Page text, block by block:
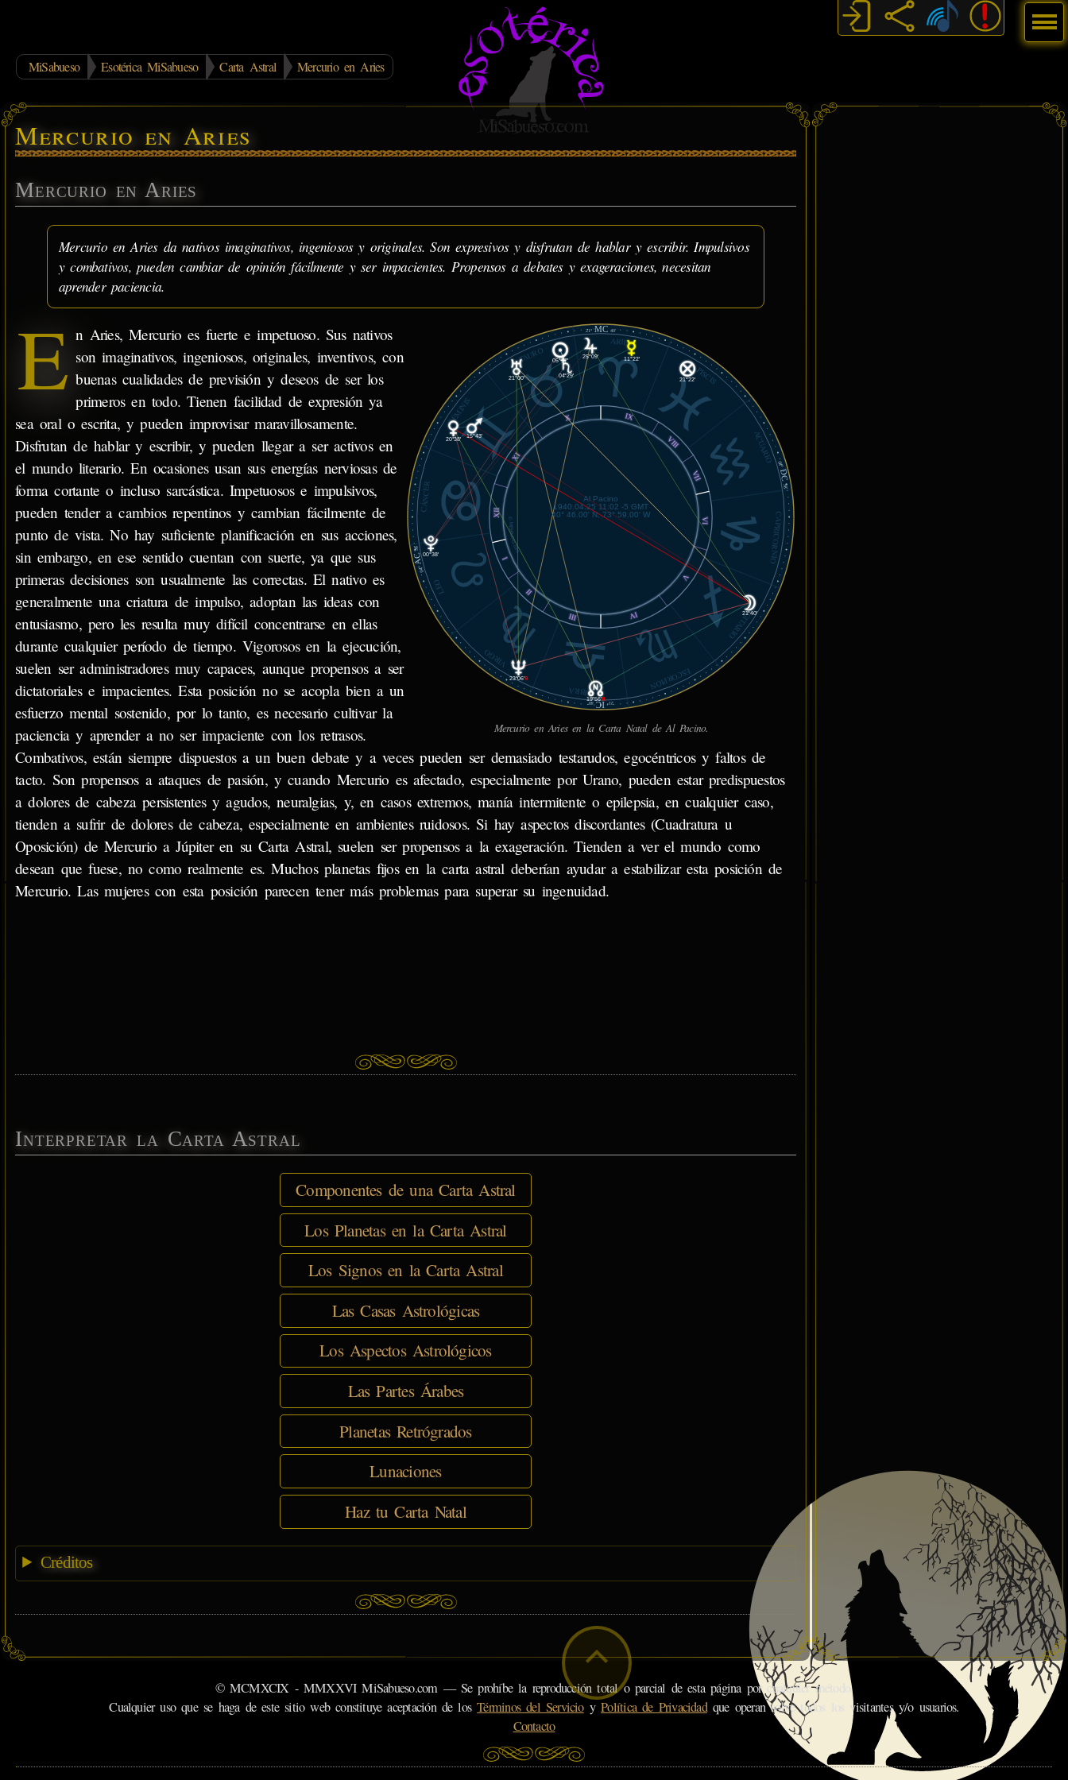
MiSabueso Esotérica MiSabueso Carta Astral Mercurio en Aries
Mercurio en Aries
Mercurio en Aries
Mercurio en Aries da nativos imaginativos, ingeniosos y originales. Son expresivos y disfrutan de hablar y escribir. Impulsivos
y combativos, pueden cambiar de opinión fácilmente y ser impacientes. Propensos a debates y exageraciones, necesitan
aprender paciencia.
© MiSabueso.com
04°
AC
58'
04°
DC
58'
21°MC 40'
21°
IC
40'
ARIES
TAURO
GÉMINIS
CÁNCER
LEO
VIRGO
LIBRA
ESCORPIÓN
SAGITARIO
CAPRICORNIO
ACUARIO
PISCIS
X
XI
XII
I
II
III IV
V
VI
VII
VIII
IX
05°17'
21°40'
11°22'
20°38'
15°43'
25°09'
04°29'
21°00'
23°06'℞
00°38'
19°56'℞
21°22'
Al Pacino
1940.04.25 11:02 -5 GMT
40° 46.00' N, 73° 59.00' W
Mercurio en Aries en la Carta Natal de Al Pacino.
E n Aries, Mercurio es fuerte e impetuoso. Sus nativos
son imaginativos, ingeniosos, originales, inventivos, con
buenas cualidades de previsión y deseos de ser los
primeros en todo. Tienen facilidad de expresión ya
sea oral o escrita, y pueden improvisar maravillosamente.
Disfrutan de hablar y escribir, y pueden llegar a ser activos en
el mundo literario. En ocasiones usan sus energías nerviosas de
forma cortante o incluso sarcástica. Impetuosos e impulsivos,
pueden tender a cambios repentinos y cambian fácilmente de
punto de vista. No hay suficiente planificación en sus acciones,
sin embargo, en ese sentido cuentan con suerte, ya que sus
primeras decisiones son usualmente las correctas. El nativo es
generalmente una criatura de impulso, adoptan las ideas con
entusiasmo, pero les resulta muy difícil concentrarse en ellas
durante cualquier período de tiempo. Vigorosos en la ejecución,
suelen ser administradores muy capaces, aunque propensos a ser
dictatoriales e impacientes. Esta posición no se acopla bien a un
esfuerzo mental sostenido, por lo tanto, es necesario cultivar la
paciencia y aprender a no ser impaciente con los retrasos.
Combativos, están siempre dispuestos a un buen debate y a veces pueden ser demasiado testarudos, egocéntricos y faltos de
tacto. Son propensos a ataques de pasión, y cuando Mercurio es afectado, especialmente por Urano, pueden estar predispuestos
a dolores de cabeza persistentes y agudos, neuralgias, y, en casos extremos, manía intermitente o epilepsia, en cualquier caso,
tienden a sufrir de dolores de cabeza, especialmente en ambientes ruidosos. Si hay aspectos discordantes (Cuadratura u
Oposición) de Mercurio a Júpiter en su Carta Astral, suelen ser propensos a la exageración. Tienden a ver el mundo como
desean que fuese, no como realmente es. Muchos planetas fijos en la carta astral deberían ayudar a estabilizar esta posición de
Mercurio. Las mujeres con esta posición parecen tener más problemas para superar su ingenuidad.
Interpretar la Carta Astral
Componentes de una Carta Astral
Los Planetas en la Carta Astral
Los Signos en la Carta Astral
Las Casas Astrológicas
Los Aspectos Astrológicos
Las Partes Árabes
Planetas Retrógrados
Lunaciones
Haz tu Carta Natal
Créditos
Menú
© MCMXCIX - MMXXVI MiSabueso.com — Se prohíbe la reproducción total o parcial de esta página por cualquier método.
Cualquier uso que se haga de este sitio web constituye aceptación de losTérminos del ServicioyPolítica de Privacidadque operan sobre todos los visitantes y/o usuarios.
Contacto